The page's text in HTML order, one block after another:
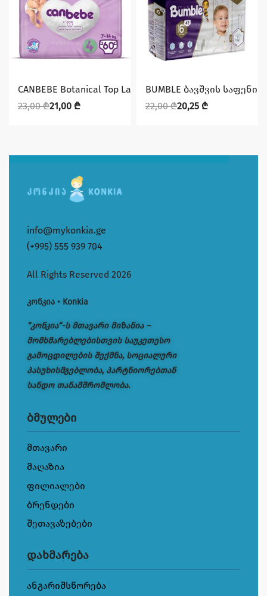
CANBEBE Botanical Top Layer MEGA maxi #4 (9-14 კგ) 60ც
23,00₾21,00 ₾
BUMBLE ბავშვის საფენი
22,00₾20,25 ₾
info@mykonkia.ge
(+995) 555 939 704
All Rights Reserved 2026
კონკია • Konkia
“კონკია“-ს მთავარი მიზანია –
მომხმარებლებისთვის საუკეთესო
გამოცდილების შექმნა, სოციალური
პასუხისმგებლობა, პარტნიორებთან
სანდო თანამშრომლობა.
ბმულები
მთავარი
მაღაზია
ფილიალები
ბრენდები
შეთავაზებები
დახმარება
ანგარიშსწორება